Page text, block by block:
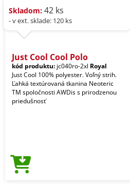
Skladom: 42 ks
- v ext. sklade: 120 ks
Just Cool Cool Polo
kód produktu: jc040ro-2xl Royal
Just Cool 100% polyester. Voľný strih.
Ľahká textúrovaná tkanina Neoteric
TM spoločnosti AWDis s prirodzenou
priedušnosť